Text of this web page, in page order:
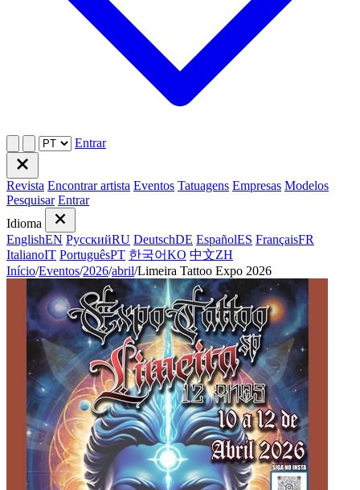
Entrar
Revista Encontrar artista Eventos Tatuagens Empresas Modelos
Pesquisar Entrar
Idioma
EnglishEN РусскийRU DeutschDE EspañolES FrançaisFR
ItalianoIT PortuguêsPT 한국어KO 中文ZH
Início/Eventos/2026/abril/Limeira Tattoo Expo 2026